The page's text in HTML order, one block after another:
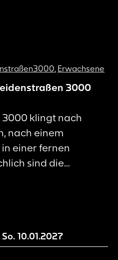
, Erwachsene
3000
klingt nach
nach einem
einer fernen
sind die
So. 10.01.2027